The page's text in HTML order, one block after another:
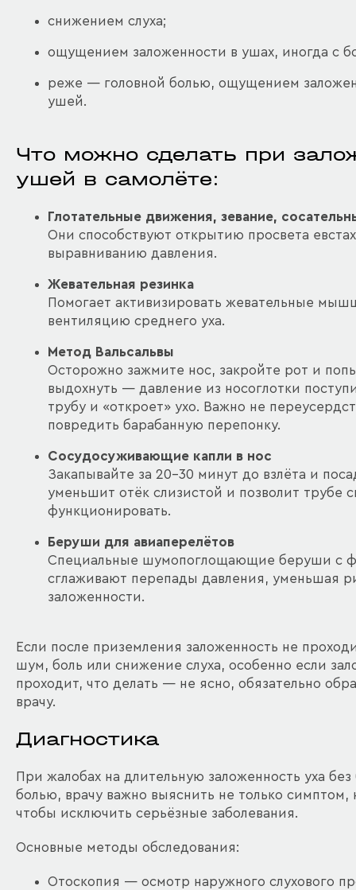
снижением слуха;
ощущением заложенности в ушах, иногда с
реже — головной болью, ощущением
ушей.
Что можно сделать при
ушей в самолёте:
Глотательные движения, зевание,
Они способствуют открытию просвета
выравниванию давления.
Жевательная резинка
Помогает активизировать жевательные
вентиляцию среднего уха.
Метод Вальсальвы
Осторожно зажмите нос, закройте рот и
выдохнуть — давление из носоглотки
трубу и «откроет» ухо. Важно не
повредить барабанную перепонку.
Сосудосуживающие капли в нос
Закапывайте за 20–30 минут до взлёта и
уменьшит отёк слизистой и позволит трубе
функционировать.
Беруши для авиаперелётов
Специальные шумопоглощающие беруши с
сглаживают перепады давления, уменьшая
заложенности.
Если после приземления заложенность не
шум, боль или снижение слуха, особенно если
проходит, что делать — не ясно, обязательно
врачу.
Диагностика
При жалобах на длительную заложенность уха
болью, врачу важно выяснить не только симптом,
чтобы исключить серьёзные заболевания.
Основные методы обследования:
Отоскопия — осмотр наружного слухового